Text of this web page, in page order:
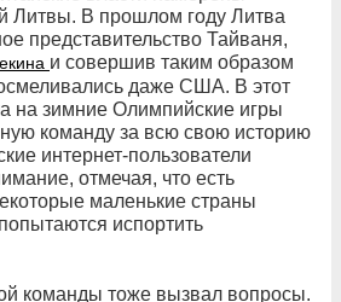
Литвы. В прошлом году Литва
представительство Тайваня,
и совершив таким образом
даже США. В этот
на зимние Олимпийские игры
команду за всю свою историю
интернет-пользователи
отмечая, что есть
маленькие страны
испортить
команды тоже вызвал вопросы.